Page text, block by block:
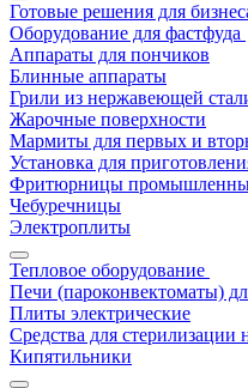
Готовые решения для
Оборудование для фастфуда
Аппараты для пончиков
Блинные аппараты
Грили из нержавеющей
Жарочные поверхности
Мармиты для первых и
Установка для
Фритюрницы
Чебуречницы
Электроплиты
Тепловое оборудование
Печи (пароконвектоматы)
Плиты электрические
Средства для стерилизации
Кипятильники